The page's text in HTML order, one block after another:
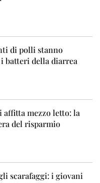
di polli stanno
batteri della diarrea
affitta mezzo letto: la
del risparmio
scarafaggi: i giovani